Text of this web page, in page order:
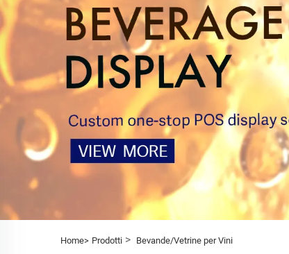
Home> Prodotti > Bevande/Vetrine per Vini